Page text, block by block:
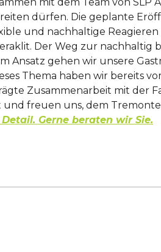
dürfen. Die geplante
und nachhaltige
Der Weg zur
Ansatz gehen wir unsere
Thema haben wir bereits
Zusammenarbeit mit der
freuen uns, dem
Gerne beraten wir Sie.